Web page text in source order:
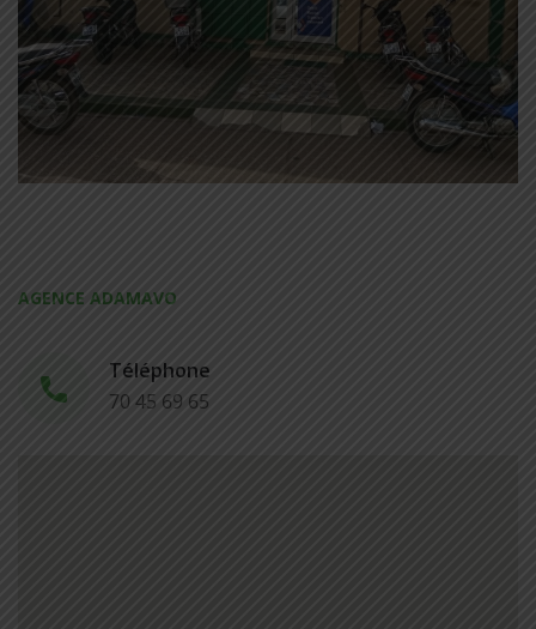
AGENCE ADAMAVO
Téléphone
70 45 69 65